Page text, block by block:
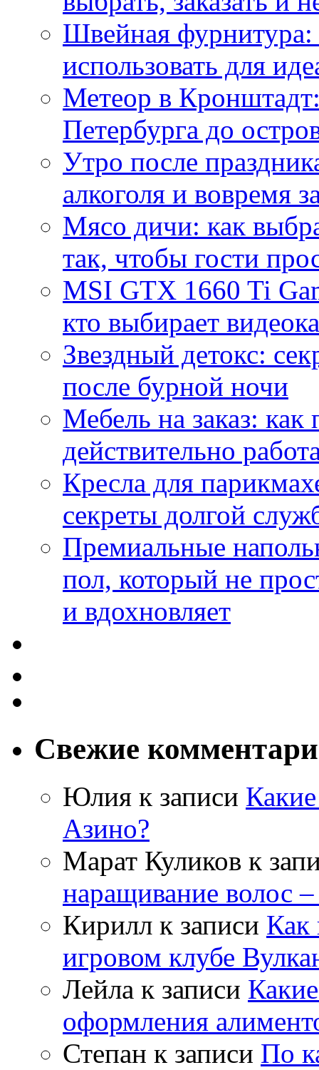
Швейная фурнитура:
использовать для
Метеор в
Петербурга до
Утро после
алкоголя и вовремя
Мясо дичи: как
так, чтобы гости
MSI GTX 1660 Ti
кто выбирает
Звездный детокс:
после бурной ночи
Мебель на заказ:
действительно
Кресла для
секреты долгой
Премиальные
пол, который не
и вдохновляет
Свежие
Юлия к записи
Азино?
Марат Куликов к
наращивание волос
Кирилл к записи Как
игровом клубе
Лейла к записи
оформления
Степан к записи По